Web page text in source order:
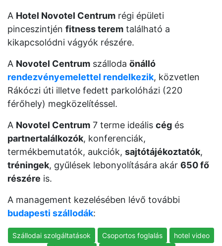
A Hotel Novotel Centrum régi épületi
pinceszintjén fitness terem található a
kikapcsolódni vágyók részére.
A Novotel Centrum szálloda önálló
rendezvényemelettel rendelkezik, közvetlen
Rákóczi úti illetve fedett parkolóházi (220
férőhely) megközelítéssel.
A Novotel Centrum 7 terme ideális cég és
partnertalálkozók, konferenciák,
termékbemutatók, aukciók, sajtótájékoztatók,
tréningek, gyűlések lebonyolítására akár 650 fő
részére is.
A management kezelésében lévő további
budapesti szállodák:
Szállodai szolgáltatások Csoportos foglalás
hotel video